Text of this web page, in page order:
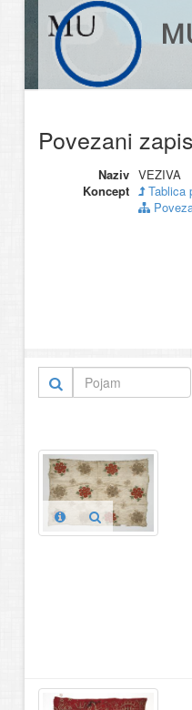
Povezani
Naziv VEZIVA
Koncept
Tablica